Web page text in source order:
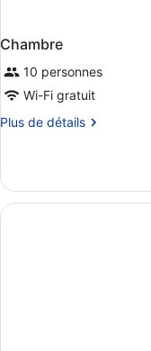
Chambre
10 personnes
Wi-Fi gratuit
Plus de détails
Plus
le
type
de